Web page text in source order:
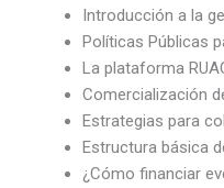
Introducción a la
Políticas Públicas
La plataforma
Comercialización
Estrategias para
Estructura básica
¿Cómo financiar